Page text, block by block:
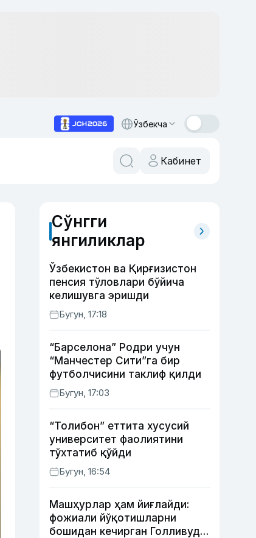
Ўзбекча
Кабинет
Сўнгги
янгиликлар
Ўзбекистон ва Қирғизистон
пенсия тўловлари бўйича
келишувга эришди
Бугун, 17:18
“Барселона” Родри учун
“Манчестер Сити”га бир
футболчисини таклиф қилди
Бугун, 17:03
“Толибон” еттита хусусий
университет фаолиятини
тўхтатиб қўйди
Бугун, 16:54
Машҳурлар ҳам йиғлайди:
фожиали йўқотишларни
бошидан кечирган Голливуд